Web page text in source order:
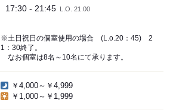
17:30 - 21:45 L.O. 21:00
※土日祝日の個室使用の場合 (L.o.20：45) 2
1：30終了。
なお個室は8名～10名にて承ります。
￥4,000～￥4,999
￥1,000～￥1,999